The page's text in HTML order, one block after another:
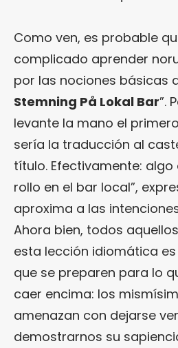
Como ven, es probable
complicado aprender
por las nociones básicas
Stemning På Lokal Bar”.
levante la mano el
sería la traducción al
título. Efectivamente: algo
rollo en el bar local”,
aproxima a las
Ahora bien, todos
esta lección idiomática
que se preparen para lo
caer encima: los
amenazan con dejarse
demostrarnos su